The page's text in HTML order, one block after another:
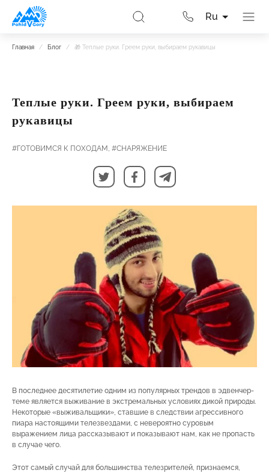
Ru
Главная / Блог / 🎁 Теплые руки. Греем руки, выбираем рукавицы
Теплые руки. Греем руки, выбираем
рукавицы
#ГОТОВИМСЯ К ПОХОДАМ, #СНАРЯЖЕНИЕ
В последнее десятилетие одним из популярных трендов в эдвенчер-
теме является выживание в экстремальных условиях дикой природы.
Некоторые «выживальщики», ставшие в следствии агрессивного
пиара настоящими телезвездами, с невероятно суровым
выражением лица рассказывают и показывают нам, как не пропасть
в случае чего.
Этот самый случай для большинства телезрителей, признаемся,